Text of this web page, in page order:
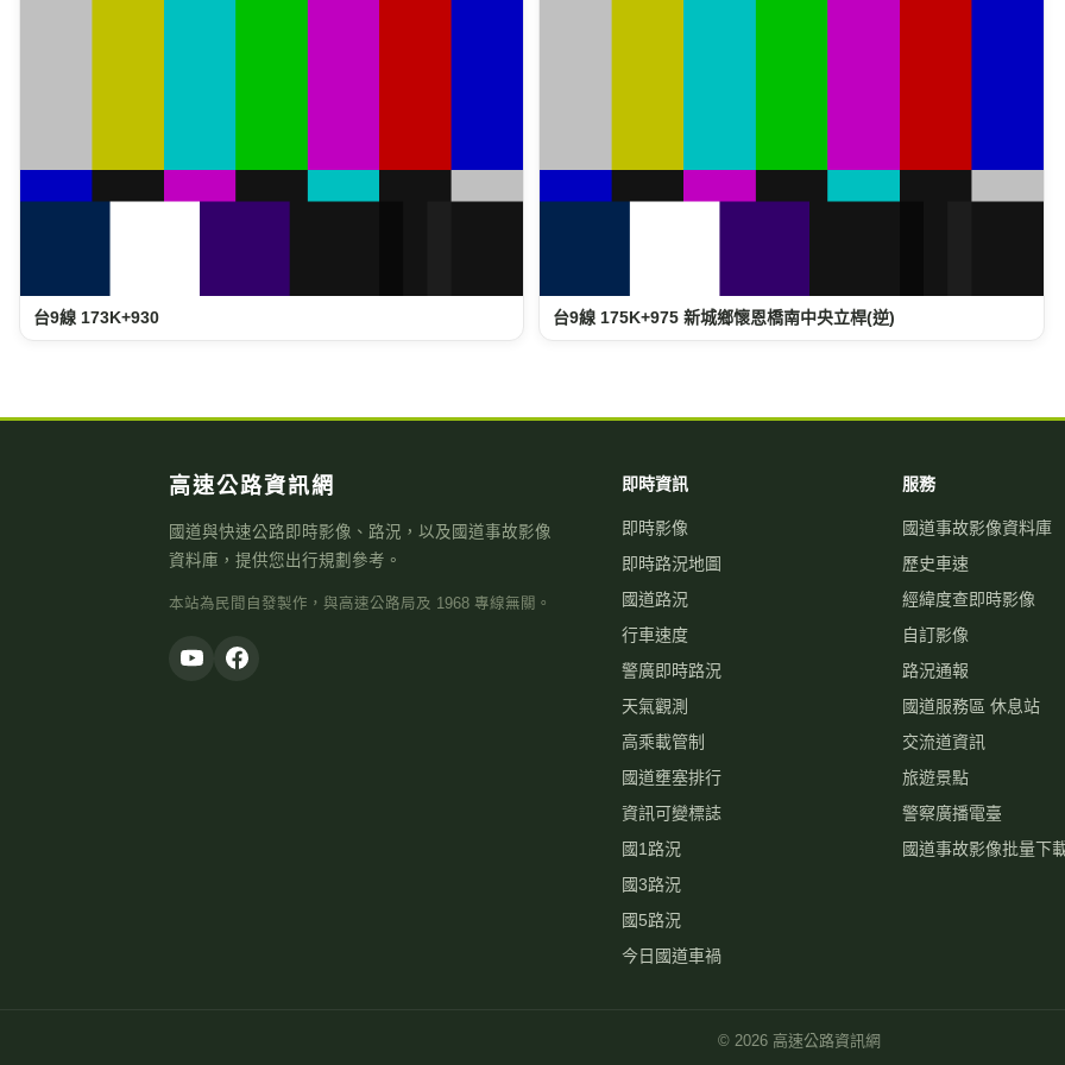
台9線 175K+975 新城鄉懷恩橋南中央立桿(逆)
高速公路資訊網
國道與快速公路即時影像、路況，以及國道事故影像
資料庫，提供您出行規劃參考。
本站為民間自發製作，與高速公路局及 1968 專線無關。
即時資訊
即時影像
即時路況地圖
國道路況
行車速度
警廣即時路況
天氣觀測
高乘載管制
國道壅塞排行
資訊可變標誌
國1路況
國3路況
國5路況
今日國道車禍
服務
國道事故影像資料庫
歷史車速
經緯度查即時影像
自訂影像
路況通報
國道服務區 休息站
交流道資訊
旅遊景點
警察廣播電臺
國道事故影像批量下
© 2026高速公路資訊網